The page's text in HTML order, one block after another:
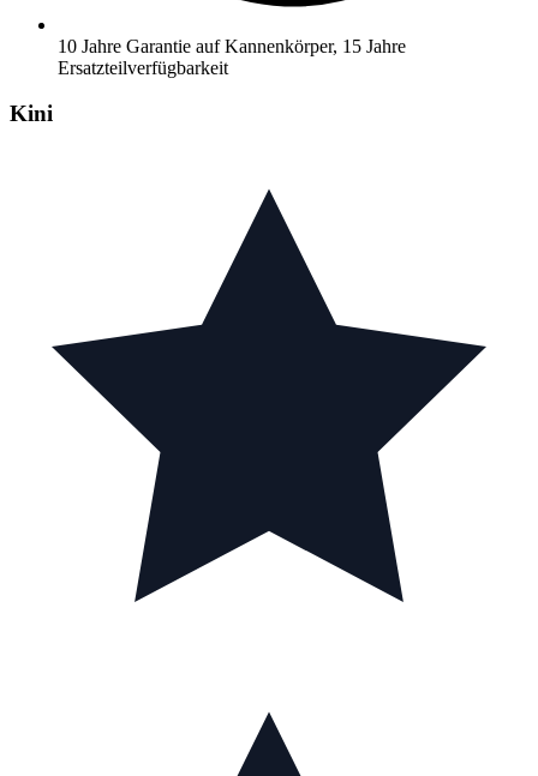
10 Jahre Garantie auf Kannenkörper, 15 Jahre
Ersatzteilverfügbarkeit
Kini